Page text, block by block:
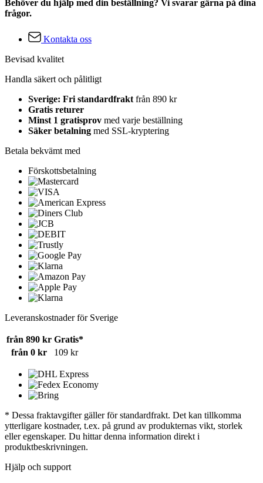
Behöver du hjälp med din beställning? Vi svarar gärna på dina
frågor.
Kontakta oss
Bevisad kvalitet
Handla säkert och pålitligt
Sverige: Fri standardfrakt från 890 kr
Gratis returer
Minst 1 gratisprov med varje beställning
Säker betalning med SSL-kryptering
Betala bekvämt med
Förskottsbetalning
Leveranskostnader för Sverige
från 890 kr Gratis*
från 0 kr
109 kr
* Dessa fraktavgifter gäller för standardfrakt. Det kan tillkomma
ytterligare kostnader, t.ex. på grund av produkternas vikt, storlek
eller egenskaper. Du hittar denna information direkt i
produktbeskrivningen.
Hjälp och support